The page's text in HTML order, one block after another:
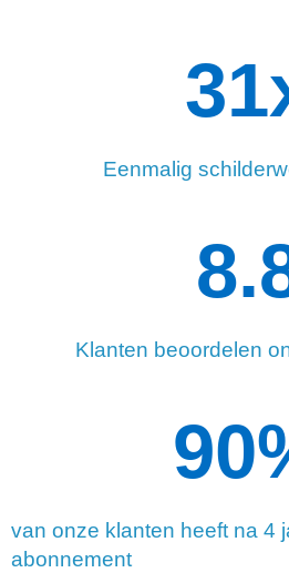
Eenmalig
34
Klanten beoordelen
van onze klanten heeft na 4
abonnement
90